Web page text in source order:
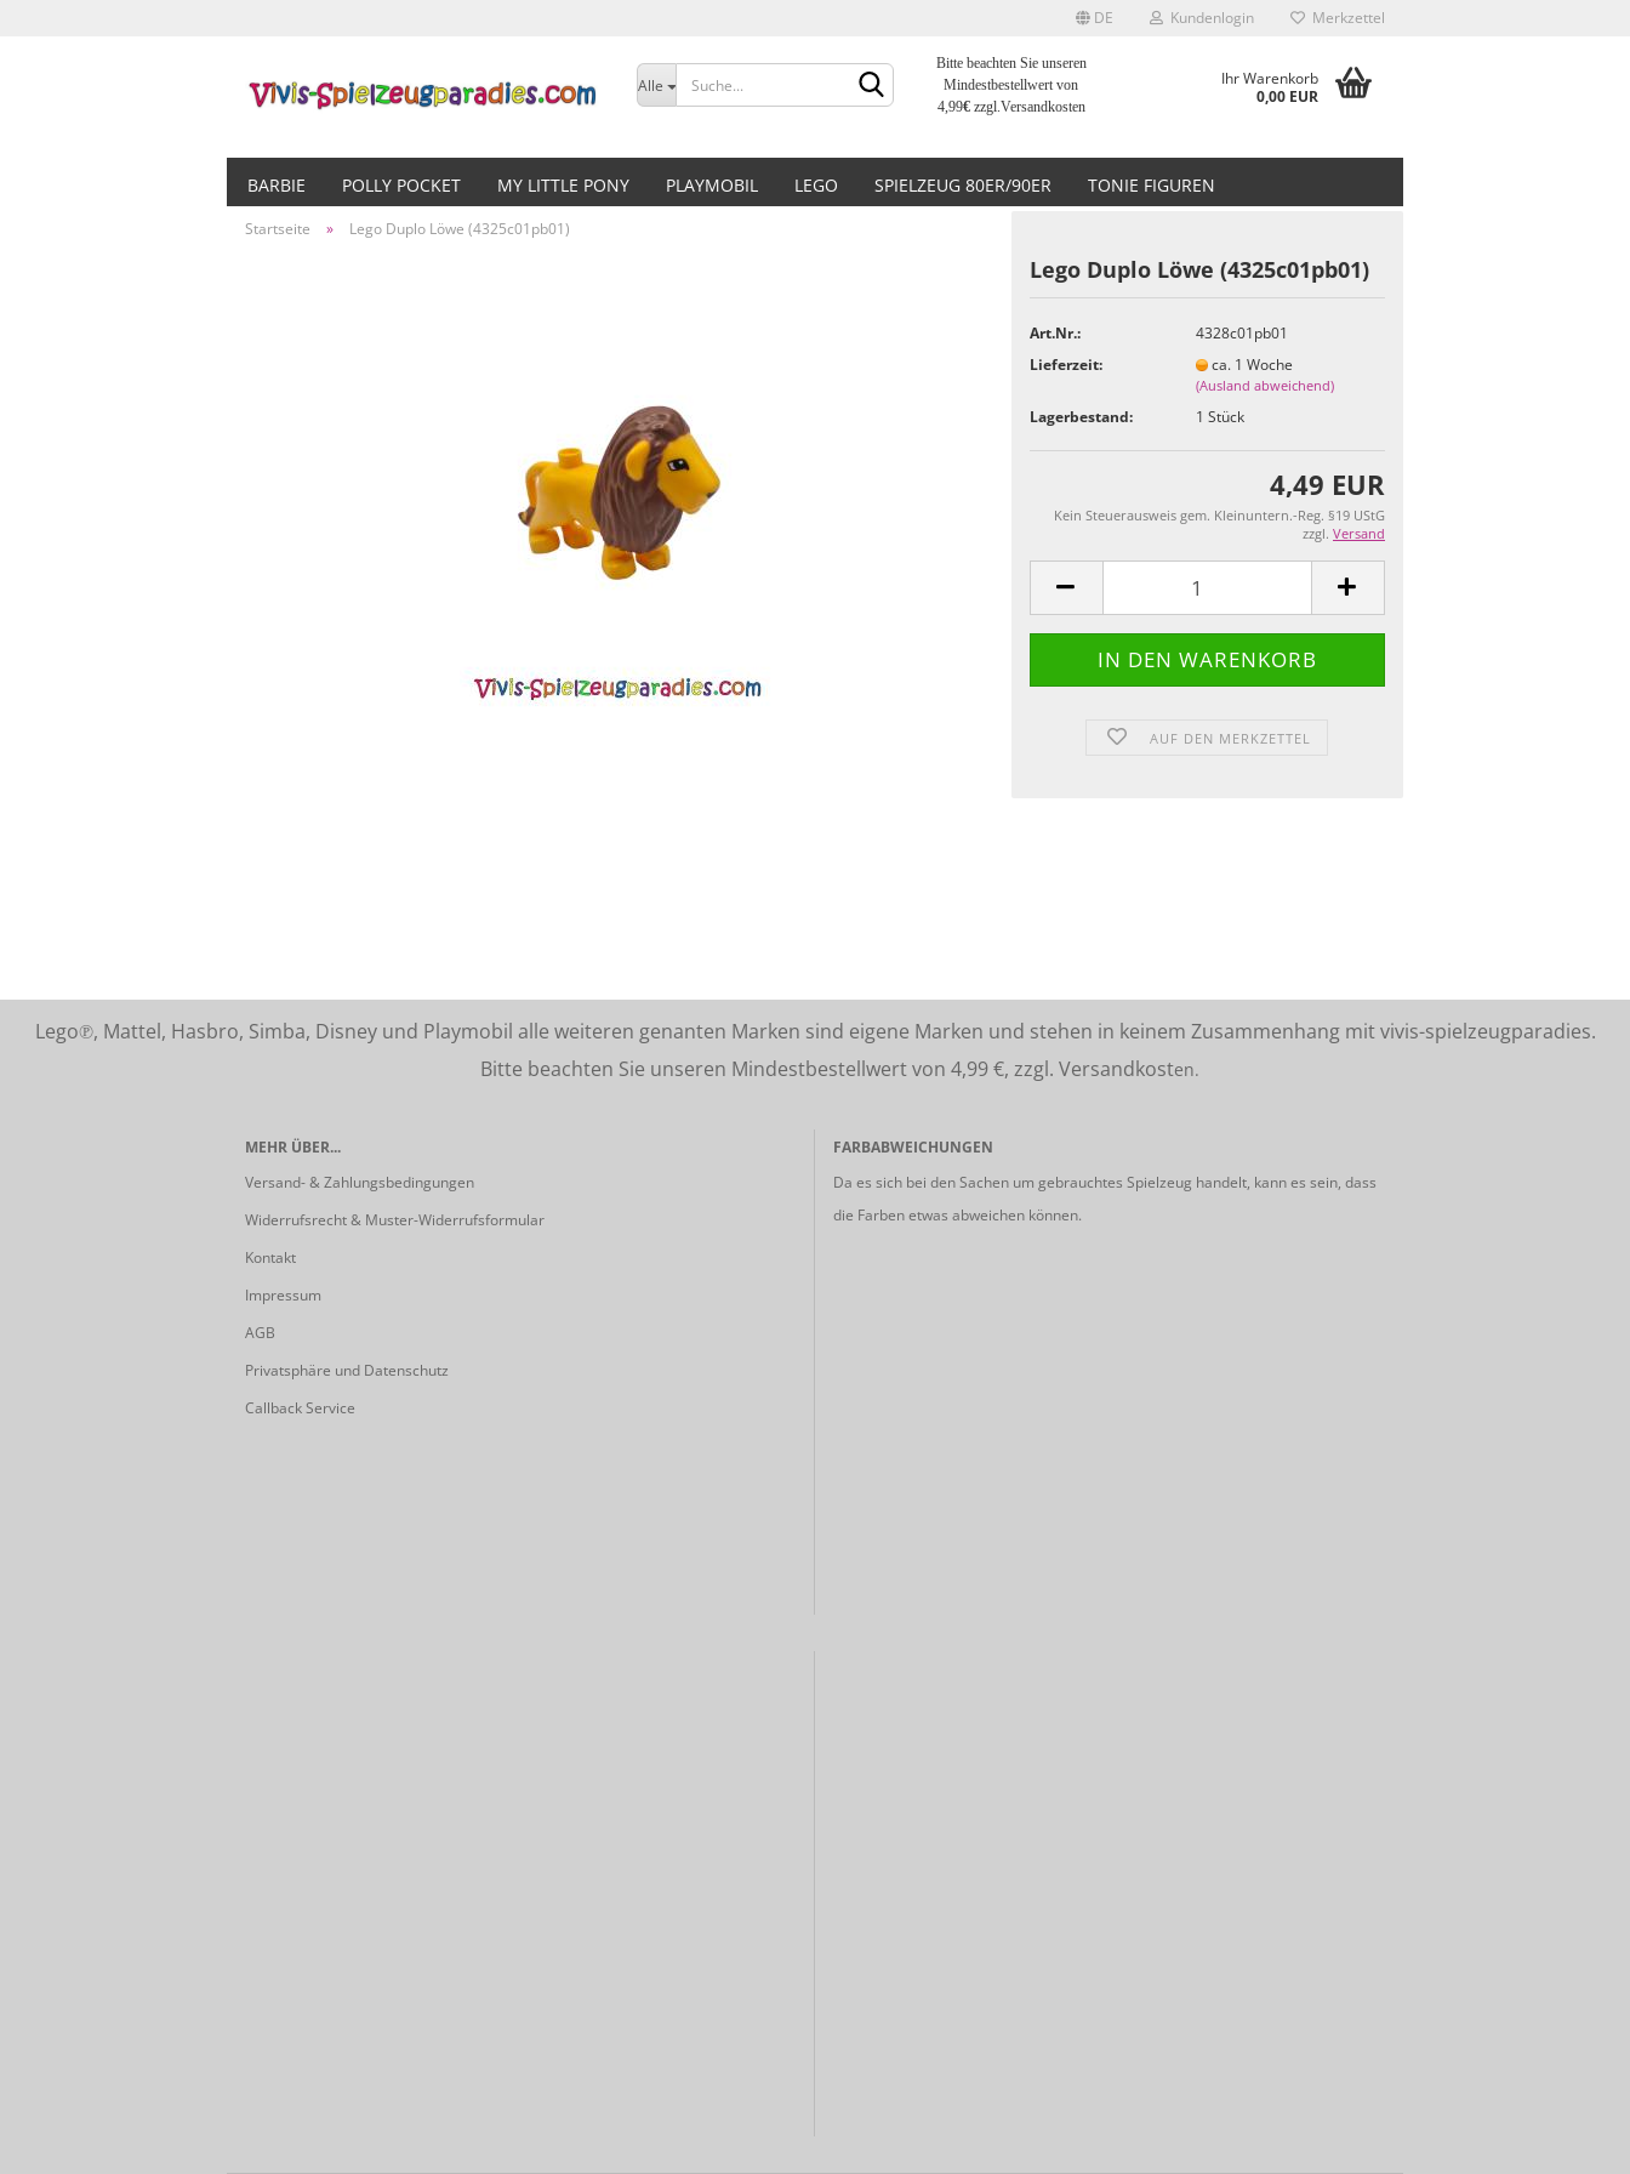
DE
Sprache auswählen
Lieferland
Kundenlogin Merkzettel
Alle
Bitte beachten Sie unseren
Mindestbestellwert von
4,99€zzgl.Versandkosten
Ihr Warenkorb
0,00 EUR
BARBIE POLLY POCKET MY LITTLE PONY PLAYMOBIL LEGO SPIELZEUG 80ER/90ER TONIE FIGUREN
Startseite » Lego Duplo Löwe (4325c01pb01)
Lego Duplo Löwe (4325c01pb01)
Art.Nr.:
4328c01pb01
Lieferzeit:
ca. 1 Woche
(Ausland abweichend)
Lagerbestand: 1 Stück
4,49 EUR
Kein Steuerausweis gem. Kleinuntern.-Reg. §19 UStG
zzgl. Versand
AUF DEN MERKZETTEL
Lego℗, Mattel, Hasbro, Simba, Disney und Playmobil alle weiteren genanten Marken sind eigene Marken und stehen in keinem Zusammenhang mit vivis-spielzeugparadies.
Bitte beachten Sie unseren Mindestbestellwert von 4,99 €, zzgl. Versandkosten.
MEHR ÜBER...
Versand- & Zahlungsbedingungen
Widerrufsrecht & Muster-Widerrufsformular
Kontakt
Impressum
AGB
Privatsphäre und Datenschutz
Callback Service
FARBABWEICHUNGEN
Da es sich bei den Sachen um gebrauchtes Spielzeug handelt, kann es sein, dass
die Farben etwas abweichen können.